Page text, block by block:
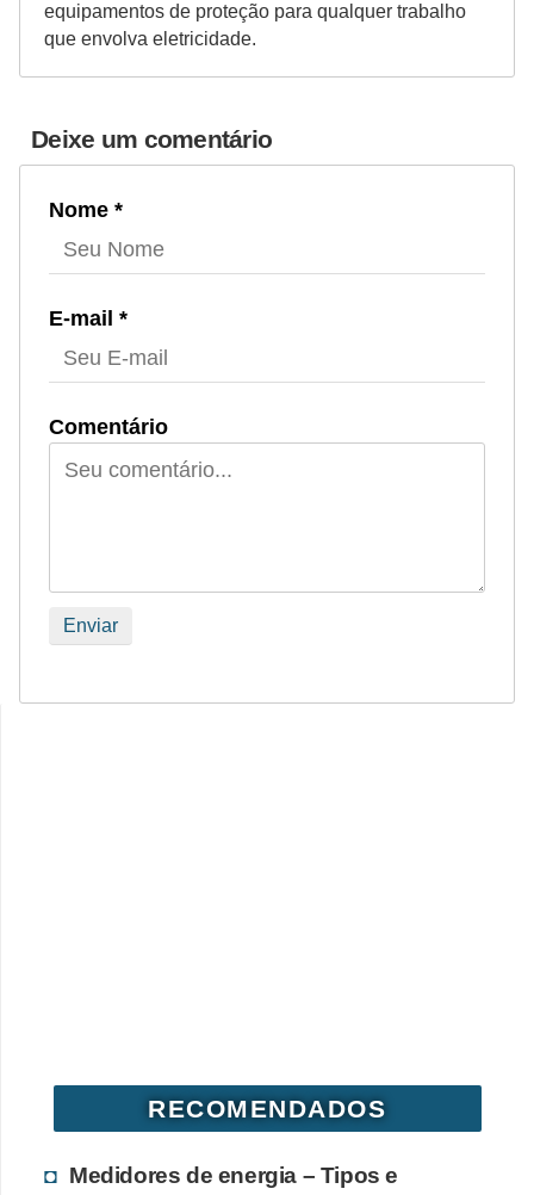
equipamentos de proteção para qualquer trabalho
que envolva eletricidade.
Deixe um comentário
Nome *
E-mail *
Comentário
RECOMENDADOS
Medidores de energia – Tipos e